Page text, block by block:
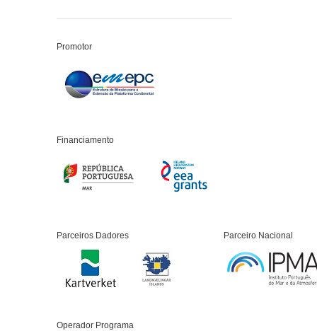
Promotor
Financiamento
Parceiros Dadores Parceiro Nacional
Operador Programa